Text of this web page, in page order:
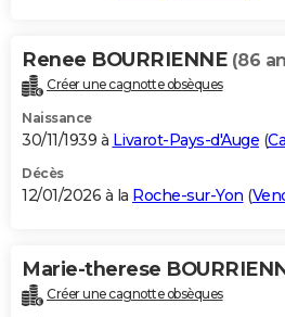
Carte de Noël
Carte Bonne année
Carte Saint-Valentin
Carte Pâques
Carte d'anniversaire
DICTIONNAIRE
Dictionnaire
Biographies
Citations
Expressions
Proverbes
PROGRAMME TV
S'inscrire
Se connecter
Lycées
Collèges
Primaires
Universités
Entreprises
Service militaire
Avis de recherche
AVIS DE DÉCÈS
Bricolage
Lifestyle
Culture
Sport
Auto
Television
Voyage
Cinema
Renee BOURRIENNE (86
Créer une cagnotte obsèques
Naissance
30/11/1939 à Livarot-Pays-d'Auge (
Décès
12/01/2026 à la Roche-sur-Yon (
Marie-therese
Créer une cagnotte obsèques